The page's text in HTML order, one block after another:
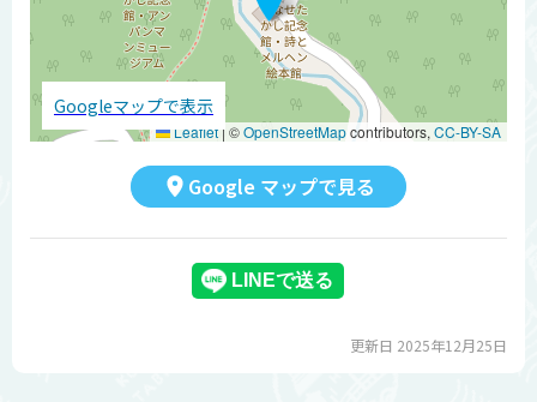
Leaflet | ©OpenStreetMapcontributors, CC-BY-SA
Googleマップで表示
Google マップで見る
更新日 2025年12月25日